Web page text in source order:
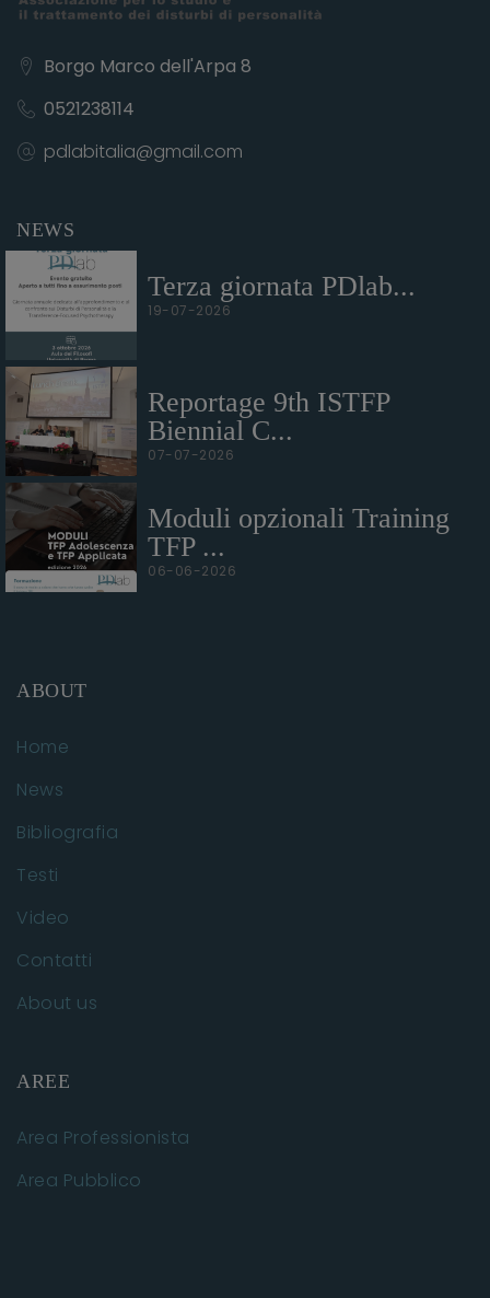
Borgo Marco dell'Arpa 8
0521238114
pdlabitalia@gmail.com
NEWS
Terza giornata PDlab...
19-07-2026
Reportage 9th ISTFP
Biennial C...
07-07-2026
Moduli opzionali Training
TFP ...
06-06-2026
ABOUT
Home
News
Bibliografia
Testi
Video
Contatti
About us
AREE
Area Professionista
Area Pubblico